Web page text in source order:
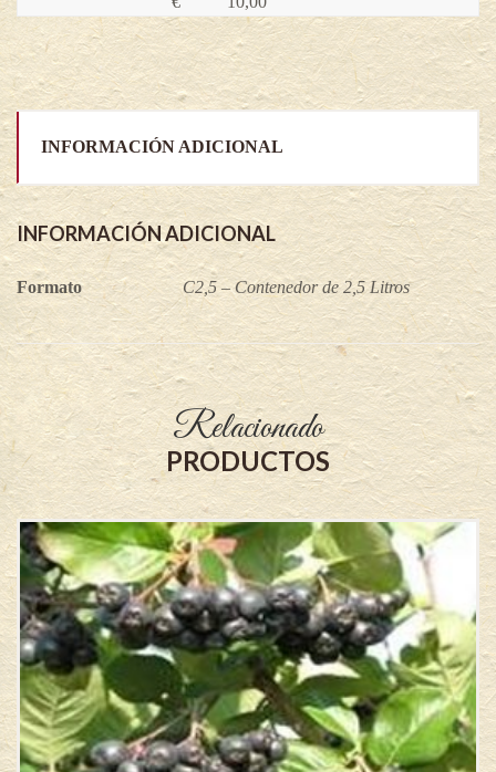
INFORMACIÓN ADICIONAL
INFORMACIÓN ADICIONAL
Formato C2,5 – Contenedor de 2,5 Litros
Relacionado
PRODUCTOS